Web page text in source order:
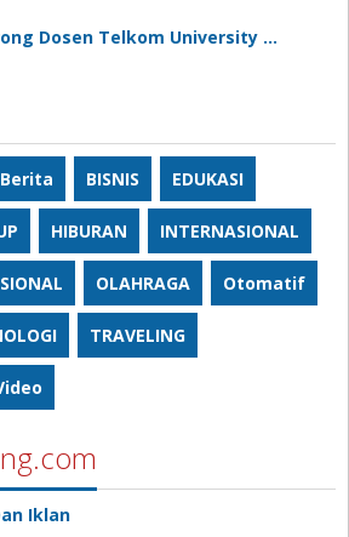
Dosen Telkom University …
Berita BISNIS EDUKASI
HIBURAN INTERNASIONAL
OLAHRAGA Otomatif
TRAVELING
Iklan